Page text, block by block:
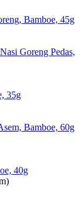
Bamboe, 45g
Goreng Pedas,
35g
Bamboe, 60g
40g